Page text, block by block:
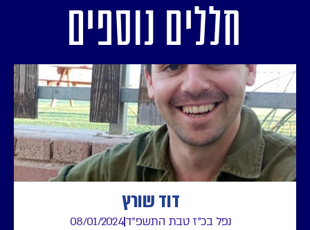
חללים נוספים
דוד שורץ
נפל בכ"ז טבת התשפ"ד08/01/2024